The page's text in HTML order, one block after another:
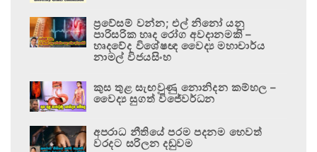
ප්‍රවේසම් වන්න; එල් නිනෝ යනු
පාරිසරික හෘද රෝග අවදානමකි –
හෘදවේද විශේෂඥ වෛද්‍ය මහාචාර්ය
නාමල් විජයසිංහ
කුස තුළ සැඟවුණු නොනිදන කම්හල –
වෛද්‍ය සුගත් විජේවර්ධන
අපරාධ නීතියේ පරම පදනම හෙවත්
වරදට සරිලන දඬුවම